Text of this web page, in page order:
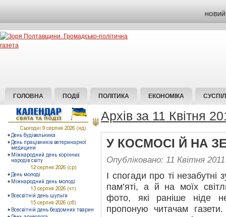
НОВИЙ
ГОЛОВНА ПОДІЇ ПОЛІТИКА ЕКОНОМІКА
Архів за 11 Квітня
У КОСМОСІ Й НА
Опубліковано: 11 Квітня 2011
І спогади про ті незабутні
пам’яті, а й на моїх
фото, які раніше ніде
пропоную читачам